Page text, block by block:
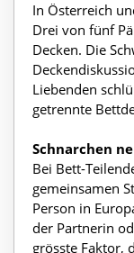
In Österreich
Drei von fünf
Decken. Die
Liebenden
getrennte
Schnarchen
Bei Bett-
gemeinsamen
Person in
der Partnerin
grösste Faktor,